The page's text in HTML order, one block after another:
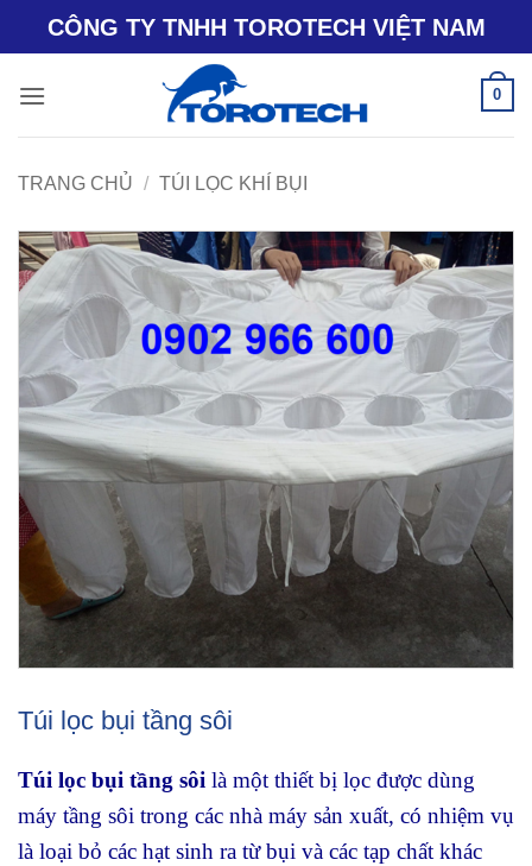
dung
CÔNG TY TNHH TOROTECH VIỆT NAM
0
TRANG CHỦ / TÚI LỌC KHÍ BỤI
Túi lọc bụi tầng sôi
Túi lọc bụi tầng sôi là một thiết bị lọc được dùng
máy tầng sôi trong các nhà máy sản xuất, có nhiệm vụ
là loại bỏ các hạt sinh ra từ bụi và các tạp chất khác